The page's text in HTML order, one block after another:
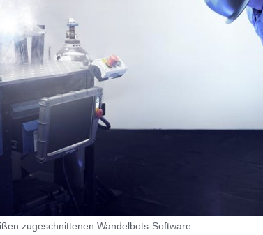
zugeschnittenen Wandelbots-Software